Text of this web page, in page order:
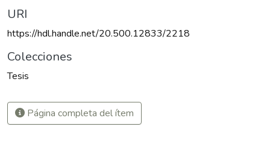
URI
https://hdl.handle.net/20.500.12833/2218
Colecciones
Tesis
Página completa del ítem